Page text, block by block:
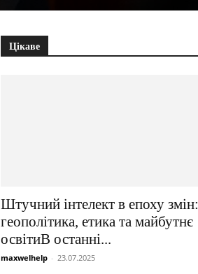
Цікаве
Штучний інтелект в епоху змін:
геополітика, етика та майбутнє
освітиВ останні...
maxwelhelp - 23.07.2025